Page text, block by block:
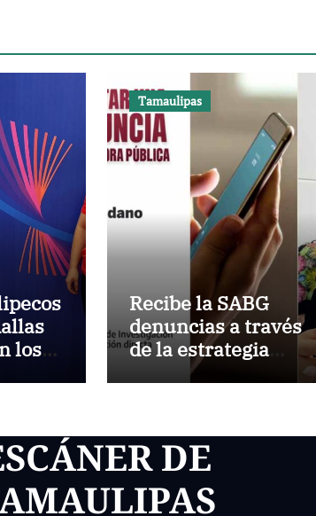
los
Tamaulipas
Recibe la SABG
denuncias a través
de la estrategia
digital «Tamaulipas
DE